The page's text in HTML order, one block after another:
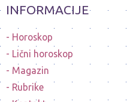
INFORMACIJE
Horoskop
Lični horoskop
Magazin
Rubrike